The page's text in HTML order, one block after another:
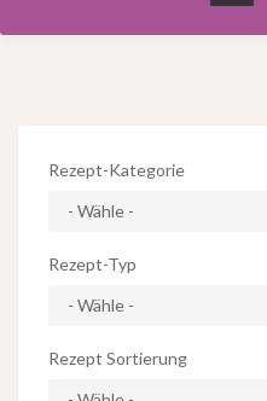
Rezept-Kategorie
Rezept-Typ
Rezept Sortierung